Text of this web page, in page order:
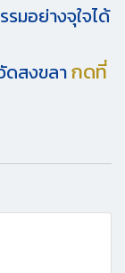
รมอย่างจุใจได้
ดสงขลากดที่